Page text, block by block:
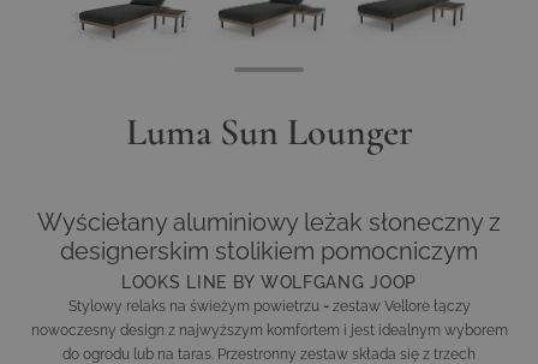
Luma Sun Lounger
Wyściełany aluminiowy leżak słoneczny z
designerskim stolikiem pomocniczym
LOOKS LINE BY WOLFGANG JOOP
Stylowy relaks na świeżym powietrzu - zestaw Vellore łączy
nowoczesny design z najwyższym komfortem i jest idealnym wyborem
do ogrodu lub na taras. Przestronny zestaw składa się z trzech